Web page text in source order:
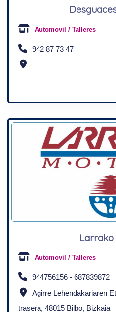
Automovil / Talleres
942 87 73 47
Automovil / Talleres
944756156 - 687839872
Agirre Lehendakariaren
trasera, 48015 Bilbo, Bizkaia